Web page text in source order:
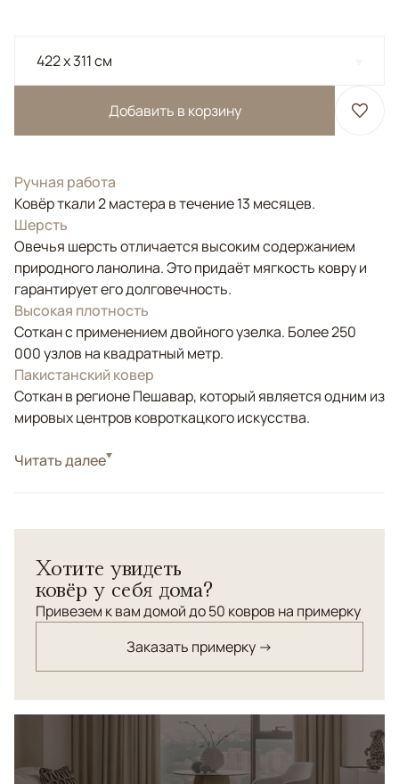
422 x 311 см
Добавить в корзину
Ручная работа
Ковёр ткали 2 мастера в течение 13 месяцев.
Шерсть
Овечья шерсть отличается высоким содержанием
природного ланолина. Это придаёт мягкость ковру и
гарантирует его долговечность.
Высокая плотность
Соткан с применением двойного узелка. Более 250
000 узлов на квадратный метр.
Пакистанский ковер
Соткан в регионе Пешавар, который является одним из
мировых центров ковроткацкого искусства.
СтильКлассические
натуральной шерсти высокого качества. Его
изысканный классический орнамент встречается
крайне редко и характерен главным образом для
исторической Персии.
Читать далее
Хотите увидеть
ковёр у себя дома?
Привезем к вам домой до 50 ковров на примерку
Заказать примерку →